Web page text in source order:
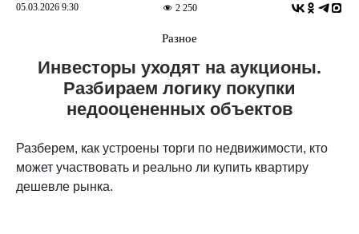
05.03.2026 9:30 2 250
Разное
Инвесторы уходят на аукционы.
Разбираем логику покупки
недооцененных объектов
Разберем, как устроены торги по недвижимости, кто
может участвовать и реально ли купить квартиру
дешевле рынка.